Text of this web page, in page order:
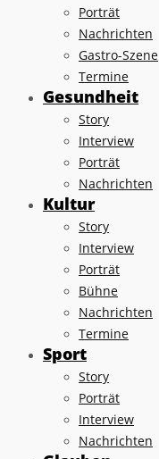
Porträt
Nachrichten
Gastro-Szene
Termine
Gesundheit
Story
Interview
Porträt
Nachrichten
Kultur
Story
Interview
Porträt
Bühne
Nachrichten
Termine
Sport
Story
Porträt
Interview
Nachrichten